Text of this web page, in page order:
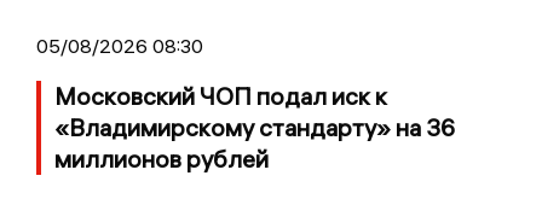
05/08/2026 08:30
Московский ЧОП подал иск к
«Владимирскому стандарту» на 36
миллионов рублей